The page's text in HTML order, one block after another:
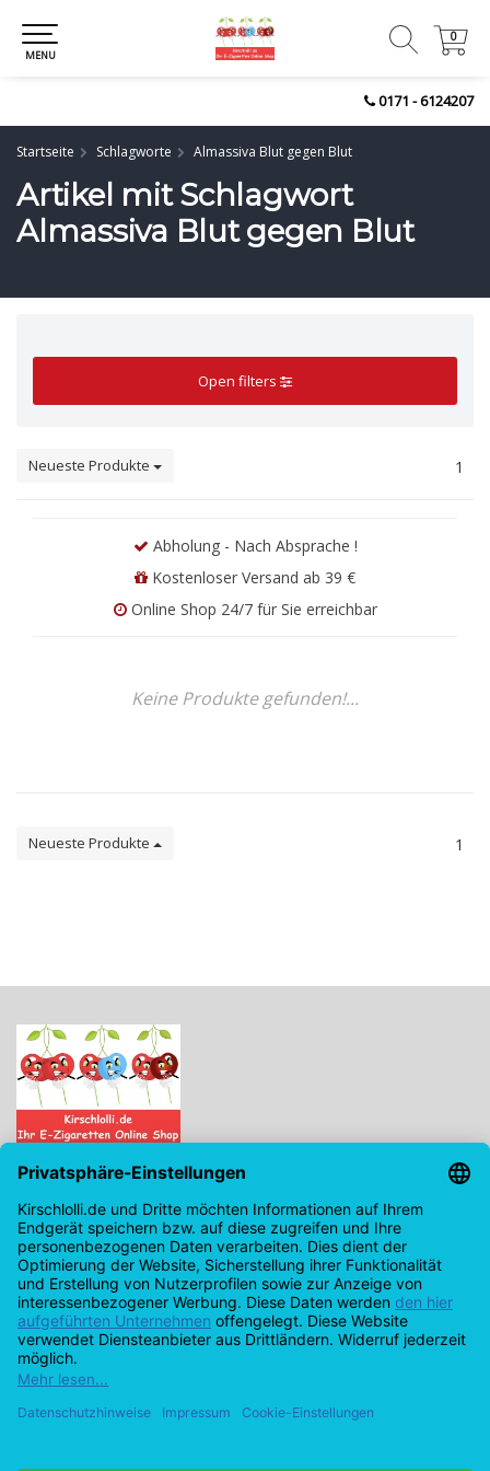
0171 - 6124207
0
0
MENU
Startseite Schlagworte Almassiva Blut gegen Blut
Artikel mit Schlagwort
Almassiva Blut gegen Blut
Open filters
Neueste Produkte 1
Abholung - Nach Absprache !
Kostenloser Versand ab 39 €
Online Shop 24/7 für Sie erreichbar
Keine Produkte gefunden!...
Neueste Produkte 1
Kirschlolli.de - Ihr E-Zigaretten Online Shop
Kirchplatz 7, 96114 Hirschaid
0171 - 6124207
info@kirschlolli.de
USt-IdNr.: DE321609131
Kundendienst